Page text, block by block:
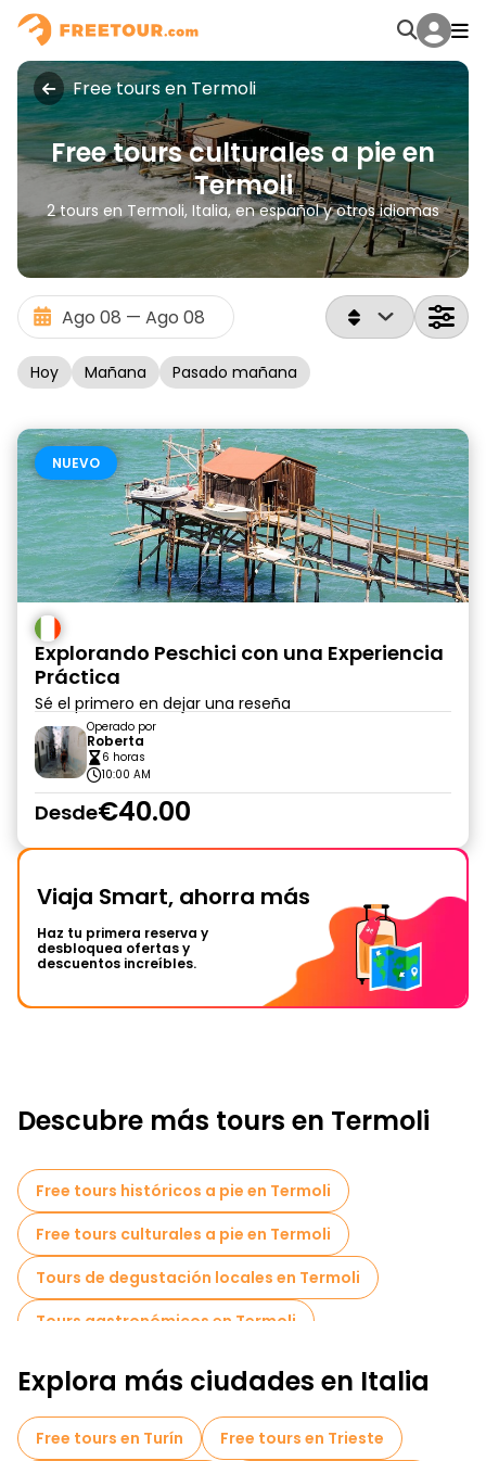
Free tours en Termoli
Free tours culturales a pie en
Termoli
2 tours en Termoli, Italia, en español y otros idiomas
Hoy Mañana Pasado mañana
NUEVO
Explorando Peschici con una Experiencia
Práctica
Sé el primero en dejar una reseña
Operado por
Roberta
6 horas
10:00 AM
Desde€40.00
Viaja Smart, ahorra más
Haz tu primera reserva y
desbloquea ofertas y
descuentos increíbles.
Descubre más tours en Termoli
Free tours históricos a pie en Termoli
Free tours culturales a pie en Termoli
Tours de degustación locales en Termoli
Tours gastronómicos en Termoli
Explora más ciudades en Italia
Free tours en Turín
Free tours en Trieste